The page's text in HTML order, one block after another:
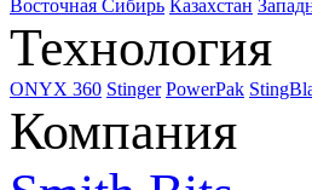
Восточная Сибирь Казахстан
Технология
ONYX 360 Stinger PowerPak
Компания